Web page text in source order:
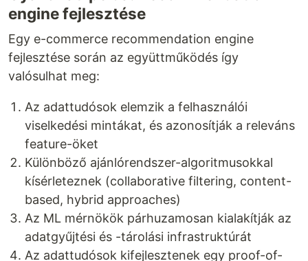
engine fejlesztése
Egy e-commerce recommendation engine
fejlesztése során az együttműködés így
valósulhat meg:
Az adattudósok elemzik a felhasználói
viselkedési mintákat, és azonosítják a releváns
feature-öket
Különböző ajánlórendszer-algoritmusokkal
kísérleteznek (collaborative filtering, content-
based, hybrid approaches)
Az ML mérnökök párhuzamosan kialakítják az
adatgyűjtési és -tárolási infrastruktúrát
Az adattudósok kifejlesztenek egy proof-of-